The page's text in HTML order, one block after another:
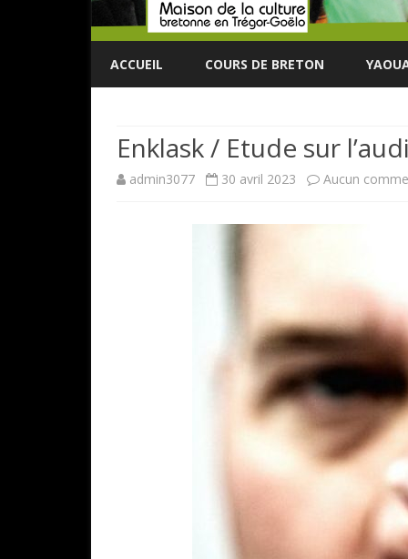
ACCUEIL COURS DE BRETON
Enklask / Etude sur
admin3077 30 avril 2023 Aucun